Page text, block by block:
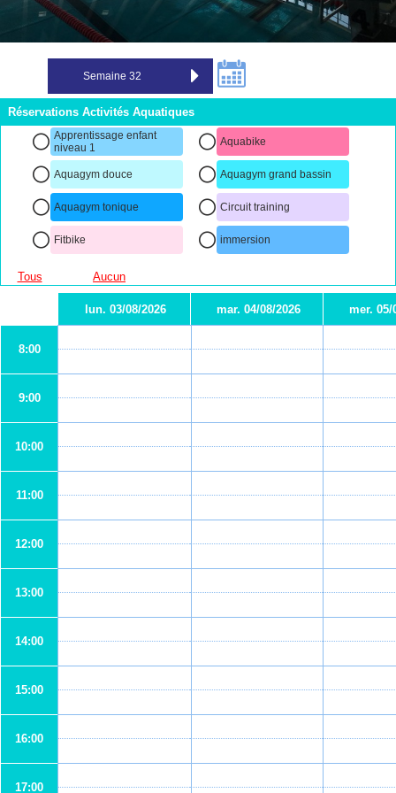
Réservations Activités Aquatiques
Apprentissage enfant
niveau 1
Aquabike
Aquagym douce Aquagym grand bassin
Aquagym tonique Circuit training
Fitbike immersion
Tous Aucun
lun. 03/08/2026 mar. 04/08/2026 mer. 05/
8:00
9:00
10:00
11:00
12:00
13:00
14:00
15:00
16:00
17:00